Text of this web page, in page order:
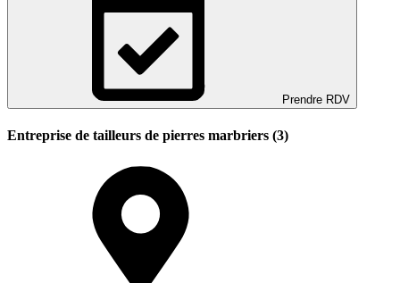
Prendre RDV
Entreprise de tailleurs de pierres marbriers (3)